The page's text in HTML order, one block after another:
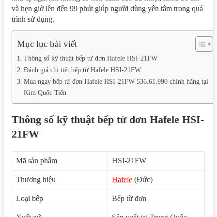
và hẹn giờ lên đến 99 phút giúp người dùng yên tâm trong quá
trình sử dụng.
Mục lục bài viết
Thông số kỹ thuật bếp từ đơn Hafele HSI-21FW
Đánh giá chi tiết bếp từ Hafele HSI-21FW
Mua ngay bếp từ đơn Hafele HSI-21FW 536.61.990 chính hãng tại
Kim Quốc Tiến
Thông số kỹ thuật bếp từ đơn Hafele HSI-
21FW
Mã sản phẩm HSI-21FW
Thương hiệu Hafele (Đức)
Loại bếp Bếp từ đơn